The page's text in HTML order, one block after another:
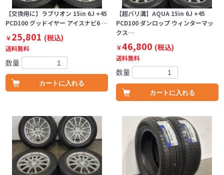
【交換用に】ラブリオン 15in 6J +45
PCD100 グッドイヤー アイスナビ6 …
￥25,801 (税込)
送料無料
数量
カートに入れる
【超バリ溝】AQUA 15in 6J +45
PCD100 ダンロップ ウィンターマッ
クス…
￥46,800 (税込)
送料無料
数量
カートに入れる